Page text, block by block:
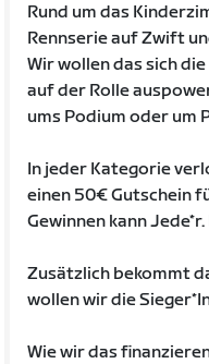
Rund um das
Rennserie auf Zwift
Wir wollen das sich
auf der Rolle
ums Podium oder um
In jeder Kategorie
einen 50€ Gutschein
Gewinnen kann
Zusätzlich bekommt
wollen wir die
Wie wir das